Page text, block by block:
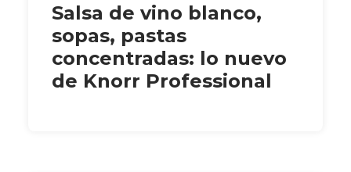
Salsa de vino blanco,
sopas, pastas
concentradas: lo nuevo
de Knorr Professional